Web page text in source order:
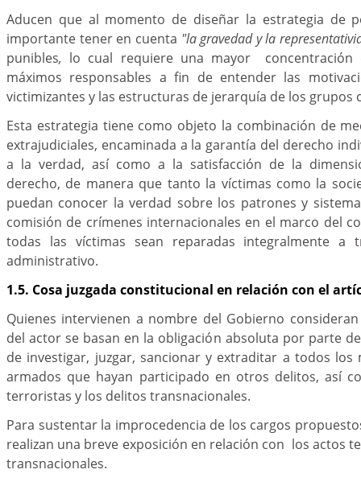
Aducen que al momento de diseñar la estrategia de
importante tener en cuenta "la gravedad y la
punibles, lo cual requiere una mayor concentración
máximos responsables a fin de entender las
victimizantes y las estructuras de jerarquía de los grupos
Esta estrategia tiene como objeto la combinación de
extrajudiciales, encaminada a la garantía del derecho
a la verdad, así como a la satisfacción de la
derecho, de manera que tanto la víctimas como la
puedan conocer la verdad sobre los patrones y
comisión de crímenes internacionales en el marco del
todas las víctimas sean reparadas integralmente a
administrativo.
1.5. Cosa juzgada constitucional en relación con el
Quienes intervienen a nombre del Gobierno
del actor se basan en la obligación absoluta por parte
de investigar, juzgar, sancionar y extraditar a todos
armados que hayan participado en otros delitos, así
terroristas y los delitos transnacionales.
Para sustentar la improcedencia de los cargos
realizan una breve exposición en relación con los actos
transnacionales.